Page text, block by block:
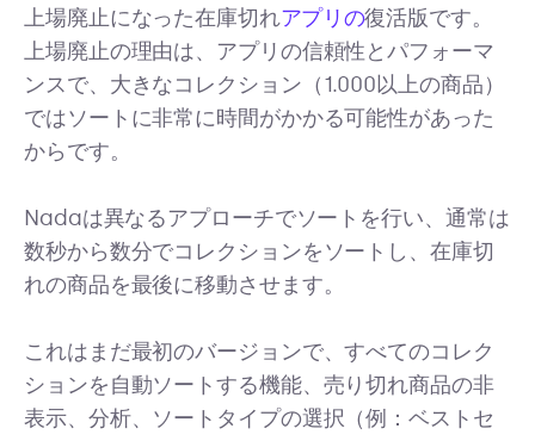
上場廃止になった在庫切れアプリの復活版です。
上場廃止の理由は、アプリの信頼性とパフォーマ
ンスで、大きなコレクション（1.000以上の商品）
ではソートに非常に時間がかかる可能性があった
からです。
Nadaは異なるアプローチでソートを行い、通常は
数秒から数分でコレクションをソートし、在庫切
れの商品を最後に移動させます。
これはまだ最初のバージョンで、すべてのコレク
ションを自動ソートする機能、売り切れ商品の非
表示、分析、ソートタイプの選択（例：ベストセ